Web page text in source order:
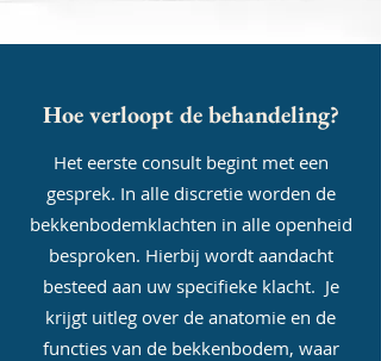
Hoe verloopt de behandeling?
Het eerste consult begint met een
gesprek. In alle discretie worden de
bekkenbodemklachten in alle openheid
besproken. Hierbij wordt aandacht
besteed aan uw specifieke klacht. Je
krijgt uitleg over de anatomie en de
functies van de bekkenbodem, waar